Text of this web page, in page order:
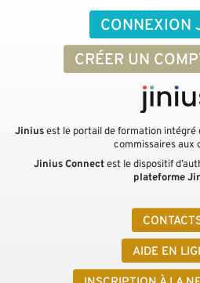
CONNEXION
CRÉER UN
AIDE EN
Jiniusest le portail de formation intégré
commissaires aux
Jinius Connectest le dispositif
plateforme